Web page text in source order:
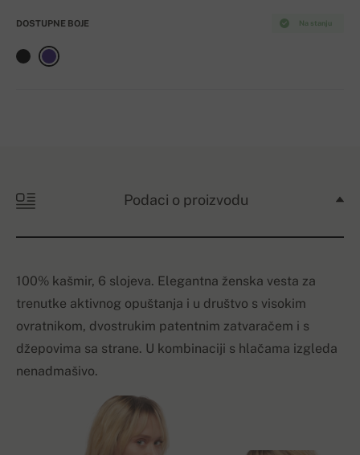
Na stanju
DOSTUPNE BOJE
Podaci o proizvodu
100% kašmir, 6 slojeva. Elegantna ženska vesta za
trenutke aktivnog opuštanja i u društvo s visokim
ovratnikom, dvostrukim patentnim zatvaračem i s
džepovima sa strane. U kombinaciji s hlačama izgleda
nenadmašivo.